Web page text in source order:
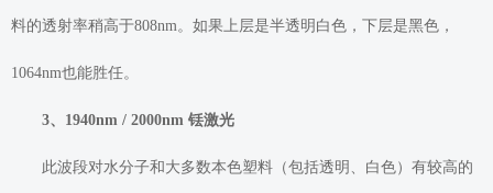
料的透射率稍高于808nm。如果上层是半透明白色，下层是黑色，
1064nm也能胜任。
3、1940nm / 2000nm 铥激光
此波段对水分子和大多数本色塑料（包括透明、白色）有较高的